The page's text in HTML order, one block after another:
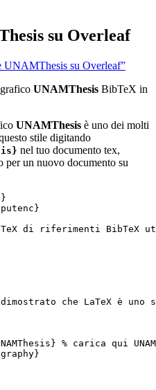
su Overleaf
UNAMThesis su Overleaf”
UNAMThesis BibTeX in
UNAMThesis è uno dei molti
stile digitando
nel tuo documento tex,
per un nuovo documento su
}
}
di riferimenti
che LaTeX è
% carica qui